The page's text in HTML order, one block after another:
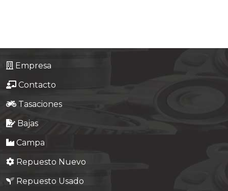
Empresa
Contacto
Tasaciones
Bajas
Campa
Repuesto Nuevo
Repuesto Usado